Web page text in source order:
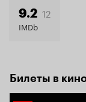
9.2 12
IMDb
Билеты в